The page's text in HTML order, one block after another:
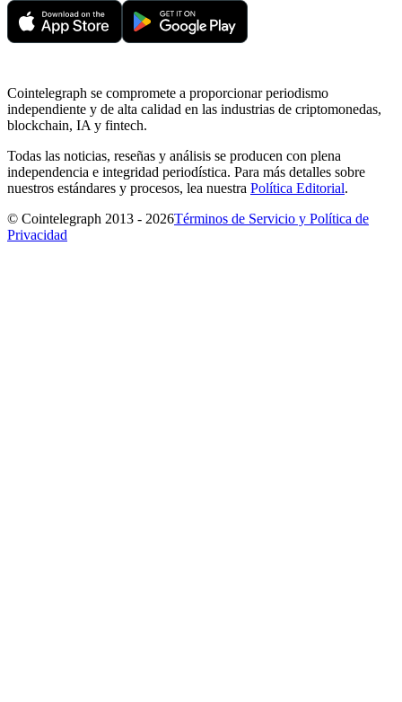
Cointelegraph se compromete a proporcionar periodismo
independiente y de alta calidad en las industrias de criptomonedas,
blockchain, IA y fintech.
Todas las noticias, reseñas y análisis se producen con plena
independencia e integridad periodística. Para más detalles sobre
nuestros estándares y procesos, lea nuestra Política Editorial.
© Cointelegraph 2013 - 2026Términos de Servicio y Política de
Privacidad